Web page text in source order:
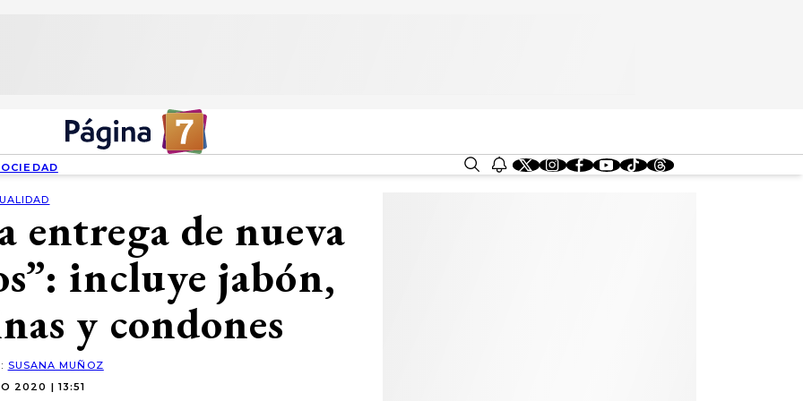
entrega de nueva
incluye jabón,
y condones
SUSANA MUÑOZ
2020 | 13:51